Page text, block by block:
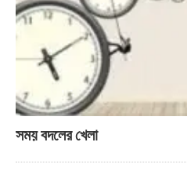
সময় বদলের খেলা